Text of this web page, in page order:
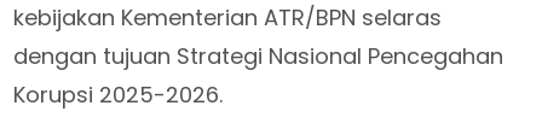
kebijakan Kementerian ATR/BPN selaras
dengan tujuan Strategi Nasional Pencegahan
Korupsi 2025-2026.